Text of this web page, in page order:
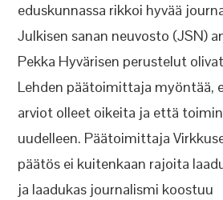
eduskunnassa rikkoi hyvää
Julkisen sanan neuvosto (JSN)
Pekka Hyvärisen perustelut
Lehden päätoimittaja myöntää,
arviot olleet oikeita ja että
uudelleen. Päätoimittaja
päätös ei kuitenkaan rajoita
ja laadukas journalismi koostuu